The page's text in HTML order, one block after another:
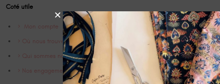
Coté utile
Mon compte
Où nous trouver
Qui sommes nous ?
Nos engagements